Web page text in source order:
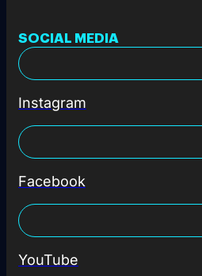
SOCIAL MEDIA
Instagram
Facebook
YouTube